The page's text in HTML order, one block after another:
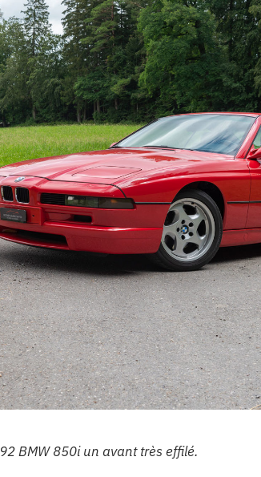
BMW 850i un avant très effilé.